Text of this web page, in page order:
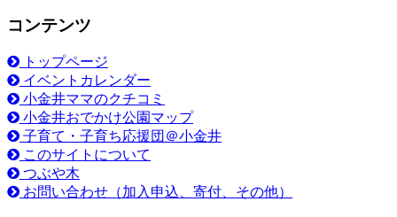
コンテンツ
トップページ
イベントカレンダー
小金井ママのクチコミ
小金井おでかけ公園マップ
子育て・子育ち応援団＠小金井
このサイトについて
つぶや木
お問い合わせ（加入申込、寄付、その他）